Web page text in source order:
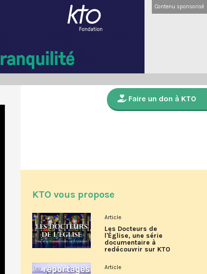
Contenu sponsorisé
Faire un don à KTO
KTO vous propose
Article
Les Docteurs de
l'Église, une série
documentaire à
redécouvrir sur KTO
Article